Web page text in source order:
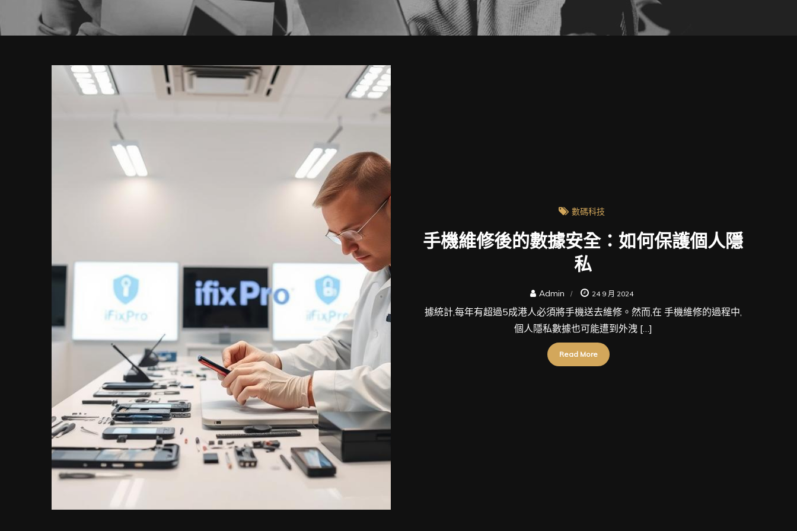
數碼科技
手機維修後的數據安全：如何保護個人隱
私
Admin 24 9 月 2024
據統計,每年有超過5成港人必須將手機送去維修。然而,在 手機維修的過程中,
個人隱私數據也可能遭到外洩 […]
Read More